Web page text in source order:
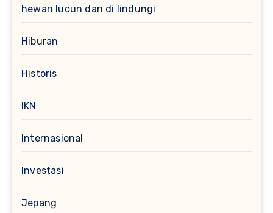
hewan lucun dan di lindungi
Hiburan
Historis
IKN
Internasional
Investasi
Jepang